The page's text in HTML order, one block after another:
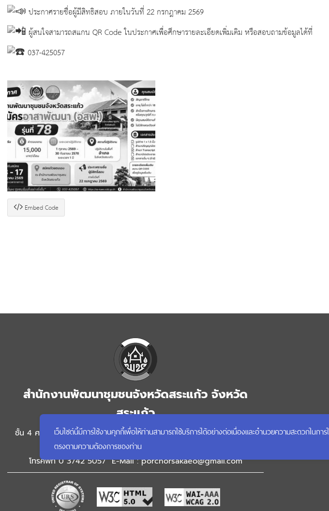
ประกาศรายชื่อผู้มีสิทธิสอบ ภายในวันที่ 22 กรกฎาคม 2569
ผู้สนใจสามารถสแกน QR Code ในประกาศเพื่อศึกษารายละเอียดเพิ่มเติม หรือสอบถามข้อมูลได้ที่
037-425057
Embed Code
สำนักงานพัฒนาชุมชนจังหวัดสระแก้ว จังหวัด
สระแก้ว
ชั้น 4 ศาลากลางจังหวัดสระแก้ว ตำบลท่าเกษม อำเภอเมืองสระแก้ว จังหวัด
สระแก้ว
โทรศัพท์ 0 3742 5057 E-Mail :porchorsakaeo@gmail.com
เว็บไซต์นี้มีการใช้งานคุกกี้เพื่อให้ท่านสามารถใช้บริการได้อย่างต่อเนื่องและอำนวยความสะดวกในกา
ตรงตามความต้องการของท่าน